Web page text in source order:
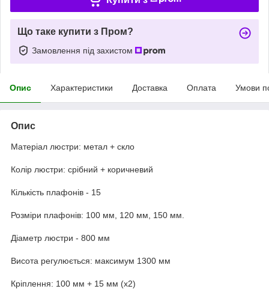
Що таке купити з Пром?
Замовлення під захистом
Опис Характеристики Доставка Оплата Умови
Опис
Матеріал люстри: метал + скло
Колір люстри: срібний + коричневий
Кількість плафонів - 15
Розміри плафонів: 100 мм, 120 мм, 150 мм.
Діаметр люстри - 800 мм
Висота регулюється: максимум 1300 мм
Кріплення: 100 мм + 15 мм (х2)